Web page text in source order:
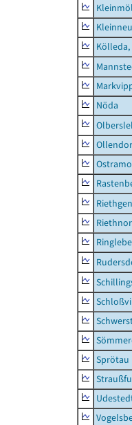
Nöda
Riethgen
Sprötau